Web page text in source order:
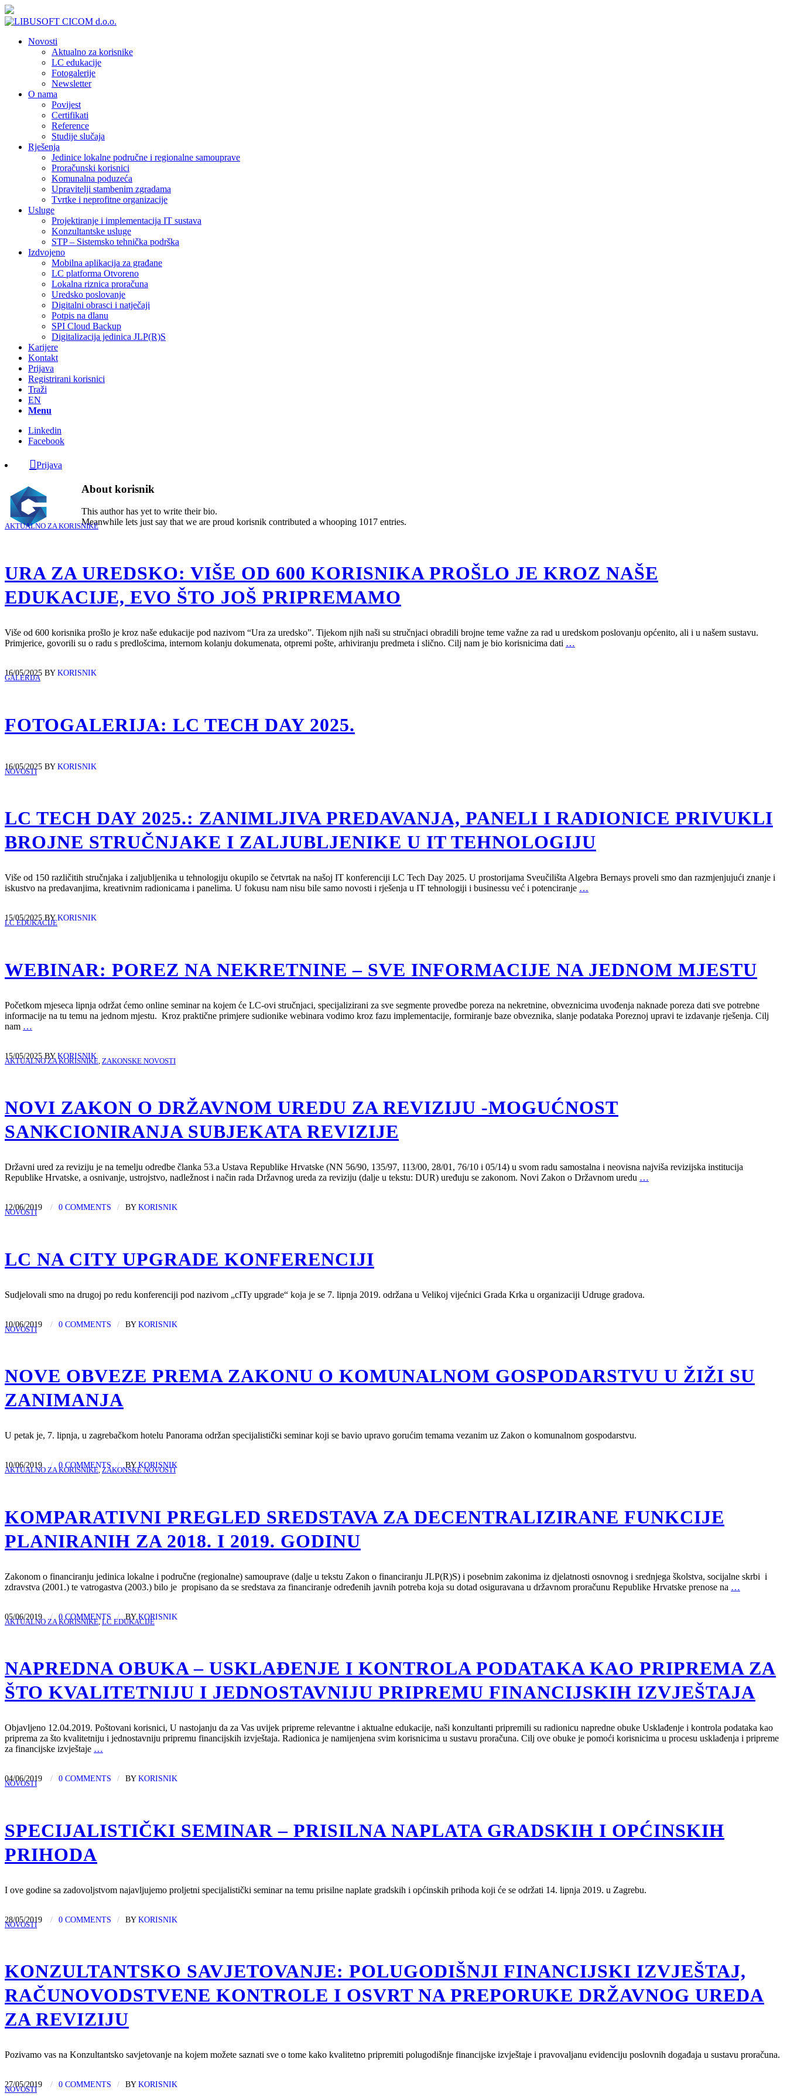
Novosti
Aktualno za korisnike
LC edukacije
Fotogalerije
Newsletter
O nama
Povijest
Certifikati
Reference
Studije slučaja
Rješenja
Jedinice lokalne područne i regionalne samouprave
Proračunski korisnici
Komunalna poduzeća
Upravitelji stambenim zgradama
Tvrtke i neprofitne organizacije
Usluge
Projektiranje i implementacija IT sustava
Konzultantske usluge
STP – Sistemsko tehnička podrška
Izdvojeno
Mobilna aplikacija za građane
LC platforma Otvoreno
Lokalna riznica proračuna
Uredsko poslovanje
Digitalni obrasci i natječaji
Potpis na dlanu
SPI Cloud Backup
Digitalizacija jedinica JLP(R)S
Karijere
Kontakt
Prijava
Registrirani korisnici
Traži
EN
Menu
Linkedin
Facebook
Prijava
About korisnik
This author has yet to write their bio.
Meanwhile lets just say that we are proud korisnik contributed a whooping 1017 entries.
AKTUALNO ZA KORISNIKE
URA ZA UREDSKO: VIŠE OD 600 KORISNIKA PROŠLO JE KROZ NAŠE
EDUKACIJE, EVO ŠTO JOŠ PRIPREMAMO
Više od 600 korisnika prošlo je kroz naše edukacije pod nazivom “Ura za uredsko”. Tijekom njih naši su stručnjaci obradili brojne teme važne za rad u uredskom poslovanju općenito, ali i u našem sustavu.
Primjerice, govorili su o radu s predlošcima, internom kolanju dokumenata, otpremi pošte, arhiviranju predmeta i slično. Cilj nam je bio korisnicima dati …
16/05/2025 BYKORISNIK
GALERIJA
FOTOGALERIJA: LC TECH DAY 2025.
16/05/2025 BYKORISNIK
NOVOSTI
LC TECH DAY 2025.: ZANIMLJIVA PREDAVANJA, PANELI I RADIONICE PRIVUKLI
BROJNE STRUČNJAKE I ZALJUBLJENIKE U IT TEHNOLOGIJU
Više od 150 različitih stručnjaka i zaljubljenika u tehnologiju okupilo se četvrtak na našoj IT konferenciji LC Tech Day 2025. U prostorijama Sveučilišta Algebra Bernays proveli smo dan razmjenjujući znanje i
iskustvo na predavanjima, kreativnim radionicama i panelima. U fokusu nam nisu bile samo novosti i rješenja u IT tehnologiji i businessu već i potenciranje …
15/05/2025 BYKORISNIK
LC EDUKACIJE
WEBINAR: POREZ NA NEKRETNINE – SVE INFORMACIJE NA JEDNOM MJESTU
Početkom mjeseca lipnja održat ćemo online seminar na kojem će LC-ovi stručnjaci, specijalizirani za sve segmente provedbe poreza na nekretnine, obveznicima uvođenja naknade poreza dati sve potrebne
informacije na tu temu na jednom mjestu. Kroz praktične primjere sudionike webinara vodimo kroz fazu implementacije, formiranje baze obveznika, slanje podataka Poreznoj upravi te izdavanje rješenja. Cilj
nam …
15/05/2025 BYKORISNIK
AKTUALNO ZA KORISNIKE ZAKONSKE NOVOSTI
NOVI ZAKON O DRŽAVNOM UREDU ZA REVIZIJU -MOGUĆNOST
SANKCIONIRANJA SUBJEKATA REVIZIJE
Državni ured za reviziju je na temelju odredbe članka 53.a Ustava Republike Hrvatske (NN 56/90, 135/97, 113/00, 28/01, 76/10 i 05/14) u svom radu samostalna i neovisna najviša revizijska institucija
Republike Hrvatske, a osnivanje, ustrojstvo, nadležnost i način rada Državnog ureda za reviziju (dalje u tekstu: DUR) uređuju se zakonom. Novi Zakon o Državnom uredu …
12/06/2019 / 0 COMMENTS / BYKORISNIK
NOVOSTI
LC NA CITY UPGRADE KONFERENCIJI
Sudjelovali smo na drugoj po redu konferenciji pod nazivom „cITy upgrade“ koja je se 7. lipnja 2019. održana u Velikoj vijećnici Grada Krka u organizaciji Udruge gradova.
10/06/2019 / 0 COMMENTS / BYKORISNIK
NOVOSTI
NOVE OBVEZE PREMA ZAKONU O KOMUNALNOM GOSPODARSTVU U ŽIŽI SU
ZANIMANJA
U petak je, 7. lipnja, u zagrebačkom hotelu Panorama održan specijalistički seminar koji se bavio upravo gorućim temama vezanim uz Zakon o komunalnom gospodarstvu.
10/06/2019 / 0 COMMENTS / BYKORISNIK
AKTUALNO ZA KORISNIKE,ZAKONSKE NOVOSTI
KOMPARATIVNI PREGLED SREDSTAVA ZA DECENTRALIZIRANE FUNKCIJE
PLANIRANIH ZA 2018. I 2019. GODINU
Zakonom o financiranju jedinica lokalne i područne (regionalne) samouprave (dalje u tekstu Zakon o financiranju JLP(R)S) i posebnim zakonima iz djelatnosti osnovnog i srednjega školstva, socijalne skrbi i
zdravstva (2001.) te vatrogastva (2003.) bilo je propisano da se sredstava za financiranje određenih javnih potreba koja su dotad osiguravana u državnom proračunu Republike Hrvatske prenose na …
05/06/2019 / 0 COMMENTS / BYKORISNIK
AKTUALNO ZA KORISNIKE,LC EDUKACIJE
NAPREDNA OBUKA – USKLAĐENJE I KONTROLA PODATAKA KAO PRIPREMA ZA
ŠTO KVALITETNIJU I JEDNOSTAVNIJU PRIPREMU FINANCIJSKIH IZVJEŠTAJA
Objavljeno 12.04.2019. Poštovani korisnici, U nastojanju da za Vas uvijek pripreme relevantne i aktualne edukacije, naši konzultanti pripremili su radionicu napredne obuke Usklađenje i kontrola podataka kao
priprema za što kvalitetniju i jednostavniju pripremu financijskih izvještaja. Radionica je namijenjena svim korisnicima u sustavu proračuna. Cilj ove obuke je pomoći korisnicima u procesu usklađenja i pripreme
za financijske izvještaje …
04/06/2019 / 0 COMMENTS / BYKORISNIK
NOVOSTI
SPECIJALISTIČKI SEMINAR – PRISILNA NAPLATA GRADSKIH I OPĆINSKIH
PRIHODA
I ove godine sa zadovoljstvom najavljujemo proljetni specijalistički seminar na temu prisilne naplate gradskih i općinskih prihoda koji će se održati 14. lipnja 2019. u Zagrebu.
28/05/2019 / 0 COMMENTS / BYKORISNIK
NOVOSTI
KONZULTANTSKO SAVJETOVANJE: POLUGODIŠNJI FINANCIJSKI IZVJEŠTAJ,
RAČUNOVODSTVENE KONTROLE I OSVRT NA PREPORUKE DRŽAVNOG UREDA
ZA REVIZIJU
Pozivamo vas na Konzultantsko savjetovanje na kojem možete saznati sve o tome kako kvalitetno pripremiti polugodišnje financijske izvještaje i pravovaljanu evidenciju poslovnih događaja u sustavu proračuna.
27/05/2019 / 0 COMMENTS / BYKORISNIK
NOVOSTI